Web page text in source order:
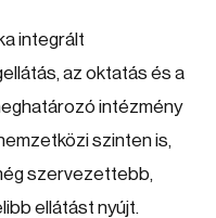
integrált
az oktatás és a
intézmény
szinten is,
szervezettebb,
ellátást nyújt.